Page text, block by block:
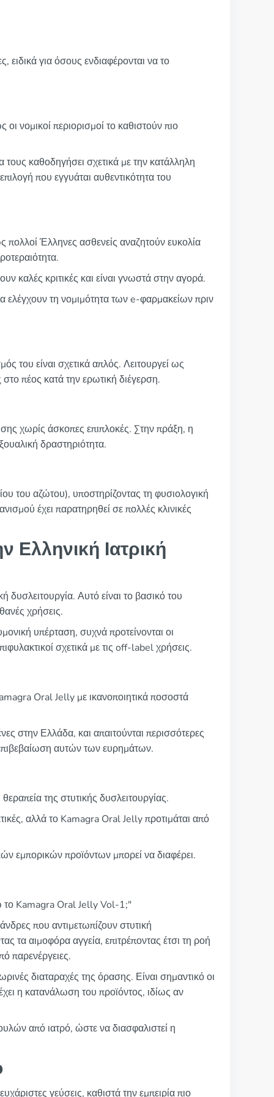
για όσους ενδιαφέρονται να το
νομικοί περιορισμοί το καθιστούν πιο
καθοδηγήσει σχετικά με την κατάλληλη
που εγγυάται αυθεντικότητα του
Έλληνες ασθενείς αναζητούν ευκολία
καλές κριτικές και είναι γνωστά στην αγορά.
ελέγχουν τη νομιμότητα των e-φαρμακείων πριν
του είναι σχετικά απλός. Λειτουργεί ως
πέος κατά την ερωτική διέγερση.
χωρίς άσκοπες επιπλοκές. Στην πράξη, η
δραστηριότητα.
του αζώτου), υποστηρίζοντας τη φυσιολογική
έχει παρατηρηθεί σε πολλές κλινικές
Ελληνική Ιατρική
Αυτό είναι το βασικό του
χρήσεις.
υπέρταση, συχνά προτείνονται οι
σχετικά με τις off-label χρήσεις.
Oral Jelly με ικανοποιητικά ποσοστά
στην Ελλάδα, και απαιτούνται περισσότερες
αυτών των ευρημάτων.
της στυτικής δυσλειτουργίας.
αλλά το Kamagra Oral Jelly προτιμάται από
εμπορικών προϊόντων μπορεί να διαφέρει.
το Kamagra Oral Jelly Vol-1;"
που αντιμετωπίζουν στυτική
τα αιμοφόρα αγγεία, επιτρέποντας έτσι τη ροή
παρενέργειες.
διαταραχές της όρασης. Είναι σημαντικό οι
η κατανάλωση του προϊόντος, ιδίως αν
από ιατρό, ώστε να διασφαλιστεί η
γεύσεις, καθιστά την εμπειρία πιο